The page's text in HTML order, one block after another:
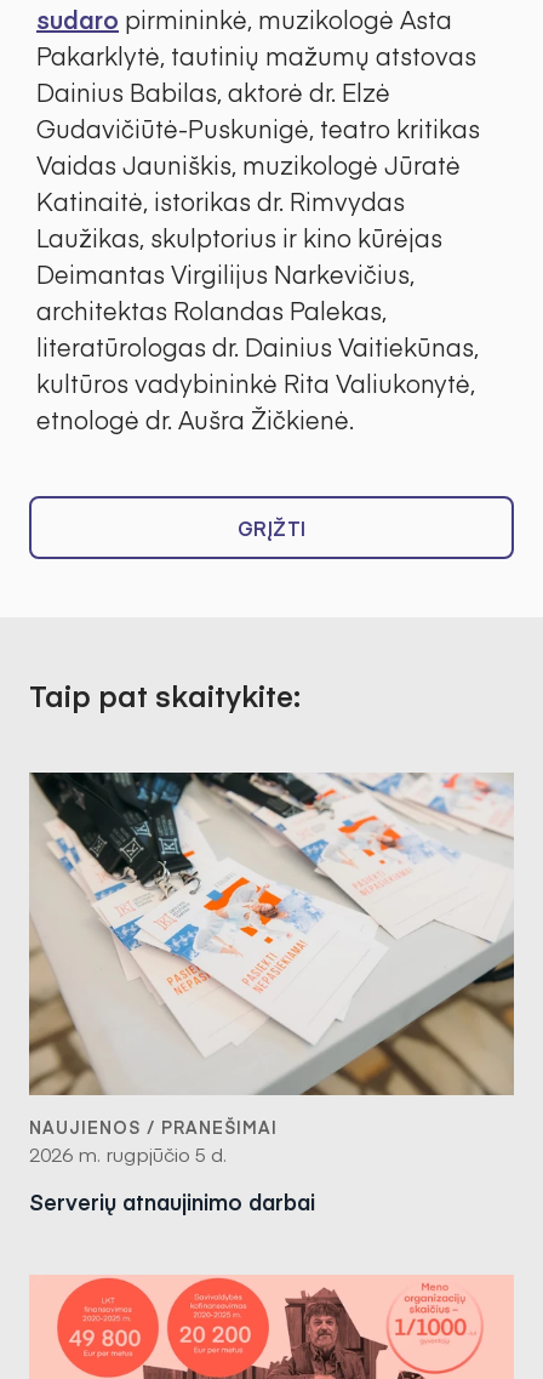
sudaro pirmininkė, muzikologė Asta
Pakarklytė, tautinių mažumų atstovas
Dainius Babilas, aktorė dr. Elzė
Gudavičiūtė-Puskunigė, teatro kritikas
Vaidas Jauniškis, muzikologė Jūratė
Katinaitė, istorikas dr. Rimvydas
Laužikas, skulptorius ir kino kūrėjas
Deimantas Virgilijus Narkevičius,
architektas Rolandas Palekas,
literatūrologas dr. Dainius Vaitiekūnas,
kultūros vadybininkė Rita Valiukonytė,
etnologė dr. Aušra Žičkienė.
GRĮŽTI
Taip pat skaitykite:
NAUJIENOS / PRANEŠIMAI
2026 m. rugpjūčio 5 d.
Serverių atnaujinimo darbai